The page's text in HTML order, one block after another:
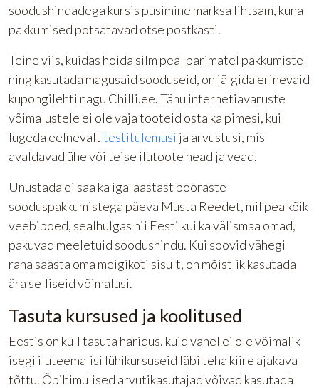
soodushindadega kursis püsimine märksa lihtsam, kuna
pakkumised potsatavad otse postkasti.
Teine viis, kuidas hoida silm peal parimatel pakkumistel
ning kasutada magusaid sooduseid, on jälgida erinevaid
kupongilehti nagu Chilli.ee. Tänu internetiavaruste
võimalustele ei ole vaja tooteid osta ka pimesi, kui
lugeda eelnevalttestitulemusi ja arvustusi, mis
avaldavad ühe või teise ilutoote head ja vead.
Unustada ei saa ka iga-aastast pööraste
sooduspakkumistega päeva Musta Reedet, mil pea kõik
veebipoed, sealhulgas nii Eesti kui ka välismaa omad,
pakuvad meeletuid soodushindu. Kui soovid vähegi
raha säästa oma meigikoti sisult, on mõistlik kasutada
ära selliseid võimalusi.
Tasuta kursused ja koolitused
Eestis on küll tasuta haridus, kuid vahel ei ole võimalik
isegi iluteemalisi lühikursuseid läbi teha kiire ajakava
tõttu. Õpihimulised arvutikasutajad võivad kasutada